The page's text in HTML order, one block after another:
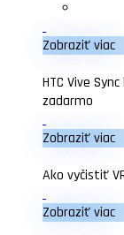
Zobraziť viac
HTC Vive
zadarmo
Zobraziť viac
Ako vyčistiť
Zobraziť viac